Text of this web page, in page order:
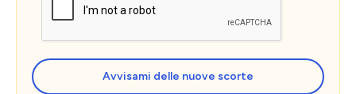
Avvisami delle nuove scorte